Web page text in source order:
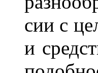
сии с
и